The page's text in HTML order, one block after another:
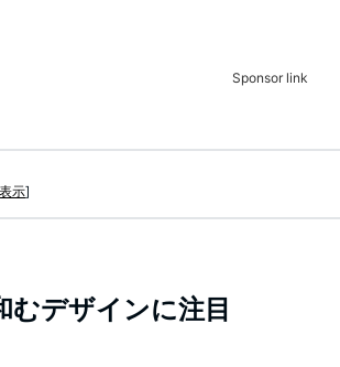
Sponsor link
表示]
むデザインに注目